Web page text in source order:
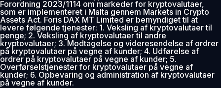
Forordning 2023/1114 om markeder for kryptovalutaer,
som er implementeret i Malta gennem Markets in Crypto
Assets Act. Foris DAX MT Limited er bemyndiget til at
levere følgende tjenester: 1. Veksling af kryptovalutaer til
penge; 2. Veksling af kryptovalutaer til andre
kryptovalutaer; 3. Modtagelse og videresendelse af ordrer
på kryptovalutaer på vegne af kunder; 4. Udførelse af
ordrer på kryptovalutaer på vegne af kunder; 5.
Overførselstjenester for kryptovalutaer på vegne af
kunder; 6. Opbevaring og administration af kryptovalutaer
på vegne af kunder.